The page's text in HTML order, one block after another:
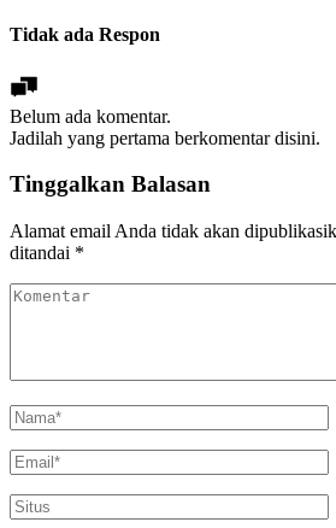
Tidak ada Respon
Belum ada komentar.
Jadilah yang pertama berkomentar disini.
Tinggalkan Balasan
Alamat email Anda tidak akan
ditandai *